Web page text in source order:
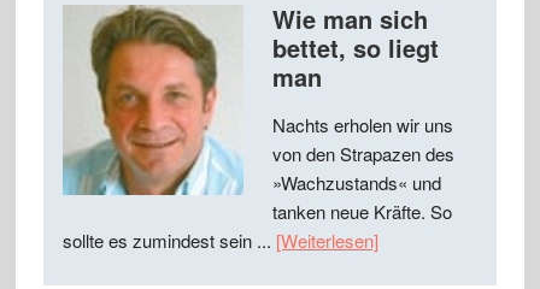
Wie man sich
bettet, so liegt
man
Nachts erholen wir uns
von den Strapazen des
»Wachzustands« und
tanken neue Kräfte. So
sollte es zumindest sein ... [Weiterlesen]